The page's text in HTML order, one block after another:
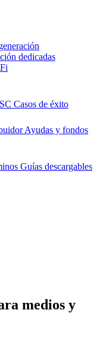
dedicadas
Casos de éxito
Ayudas y fondos
Guías descargables
medios y